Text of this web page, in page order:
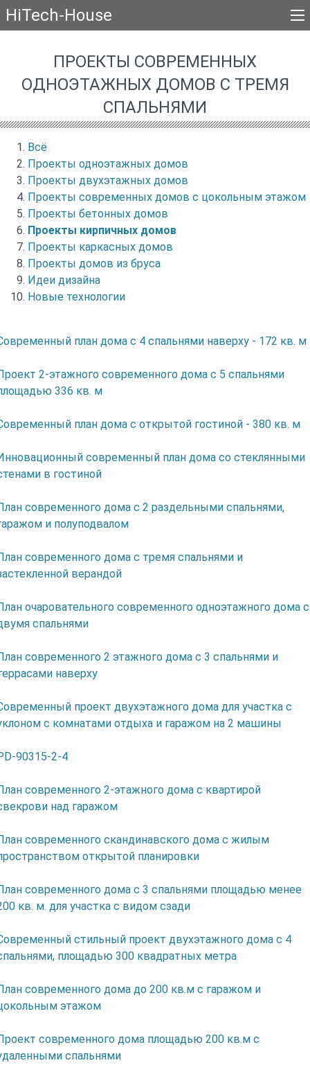
HiTech-House
ПРОЕКТЫ СОВРЕМЕННЫХ
ОДНОЭТАЖНЫХ ДОМОВ С ТРЕМЯ
СПАЛЬНЯМИ
Всё
Проекты одноэтажных домов
Проекты двухэтажных домов
Проекты современных домов с цокольным этажом
Проекты бетонных домов
Проекты кирпичных домов
Проекты каркасных домов
Проекты домов из бруса
Идеи дизайна
Новые технологии
план дома с 4 спальнями наверху - 172 кв. м
2-этажного современного дома с 5 спальнями
336 кв. м
план дома с открытой гостиной - 380 кв. м
современный план дома со стеклянными
в гостиной
современного дома с 2 раздельными спальнями,
и полуподвалом
современного дома с тремя спальнями и
верандой
очаровательного современного одноэтажного дома с
спальнями
современного 2 этажного дома с 3 спальнями и
наверху
проект двухэтажного дома для участка с
с комнатами отдыха и гаражом на 2 машины
90315-2-4
современного 2-этажного дома с квартирой
над гаражом
современного скандинавского дома с жилым
открытой планировки
современного дома с 3 спальнями площадью менее
кв. м. для участка с видом сзади
стильный проект двухэтажного дома с 4
площадью 300 квадратных метра
современного дома до 200 кв.м с гаражом и
этажом
современного дома площадью 200 кв.м с
спальнями